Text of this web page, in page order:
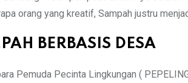
orang yang kreatif, Sampah justru
BERBASIS DESA
Pemuda Pecinta Lingkungan (